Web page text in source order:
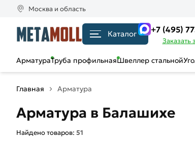
Москва и область
Каталог +7 (495)
Заказать
АрматураТруба профильнаяШвеллер стальной
Главная Арматура
Арматура в Балашихе
Найдено товаров: 51